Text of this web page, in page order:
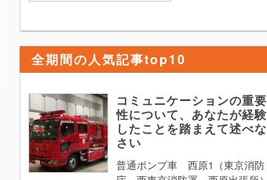
全期間の人気記事top10
コミュニケーションの重要
性について、あなたが経験
したことを踏まえて述べな
さい
普通ポンプ車 西原1（東京消防